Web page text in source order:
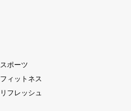
スポーツ
フィットネス
リフレッシュ